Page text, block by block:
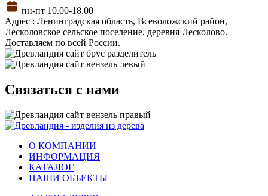
пн-пт 10.00-18.00
Адрес : Ленинградская область, Всеволожский район,
Лесколовское сельское поселение, деревня Лесколово.
Доставляем по всей России.
Связаться с нами
О КОМПАНИИ
ИНФОРМАЦИЯ
КАТАЛОГ
НАШИ ОБЪЕКТЫ